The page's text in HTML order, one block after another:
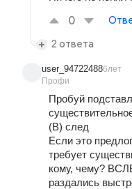
0
2 ответа
user_94722488
Профи
6лет
Пробуй
(В) след
Если это
требует
кому, чему?
раздались